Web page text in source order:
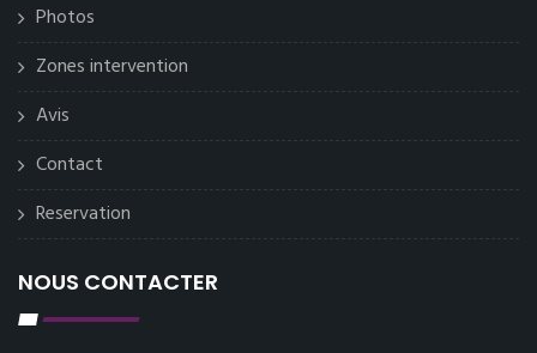
Photos
Zones intervention
Avis
Contact
Reservation
NOUS CONTACTER